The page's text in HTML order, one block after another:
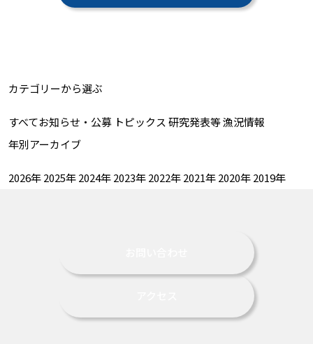
カテゴリーから選ぶ
すべてお知らせ・公募 トピックス 研究発表等漁況情報
年別アーカイブ
2026年2025年2024年2023年2022年2021年2020年2019年